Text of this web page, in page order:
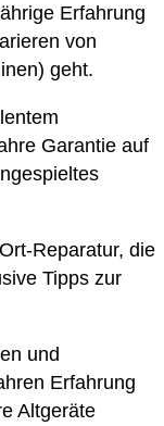
Erfahrung
von
geht.
Garantie auf
Reparatur, die
Tipps zur
und
Erfahrung
Altgeräte